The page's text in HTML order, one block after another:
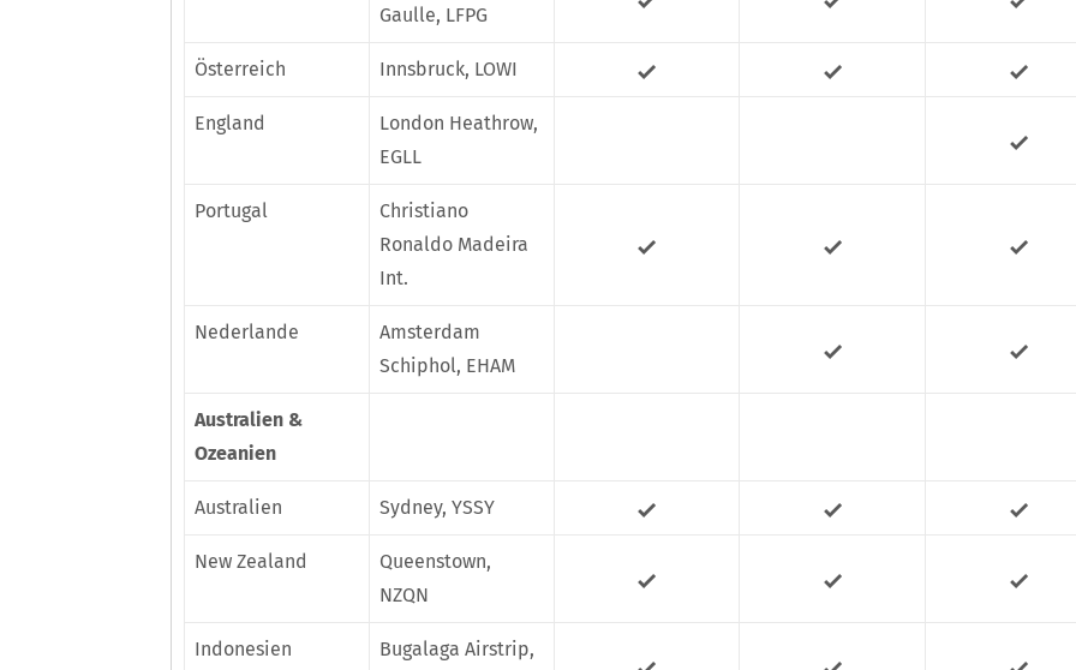
Gaulle, LFPG
Österreich Innsbruck, LOWI
England
London Heathrow,
EGLL
Portugal
Christiano
Ronaldo Madeira
Int.
Nederlande
Amsterdam
Schiphol, EHAM
Australien &
Ozeanien
Australien Sydney, YSSY
New Zealand
Queenstown,
NZQN
Indonesien Bugalaga Airstrip,